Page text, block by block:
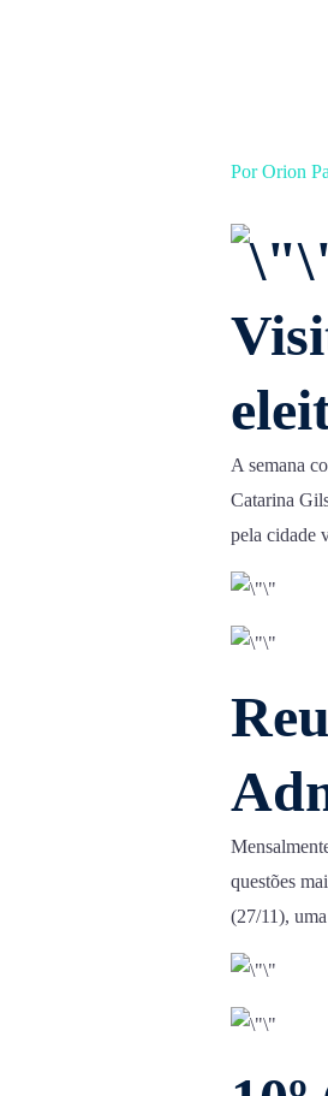
PorOrion
A semana
Catarina
pela cidade
questões
(27/11),